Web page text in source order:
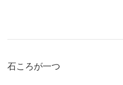
石ころが一つ